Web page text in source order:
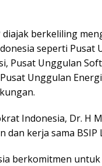
diajak berkeliling
seperti Pusat
Pusat Unggulan
Unggulan
Indonesia, Dr. H
kerja sama
berkomitmen